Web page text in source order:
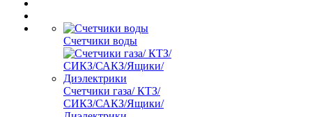
Счетчики воды
Счетчики газа/ КТЗ/
СИКЗ/САКЗ/Ящики/